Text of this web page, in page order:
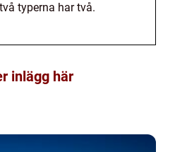
typerna har två.
inlägg här